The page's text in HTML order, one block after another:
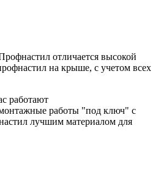
отличается высокой
на крыше, с учетом всех
работают
работы "под ключ" с
лучшим материалом для